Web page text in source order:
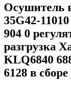
Осушитель
35G42-
904 0
разгрузка
KLQ6840
6128 в